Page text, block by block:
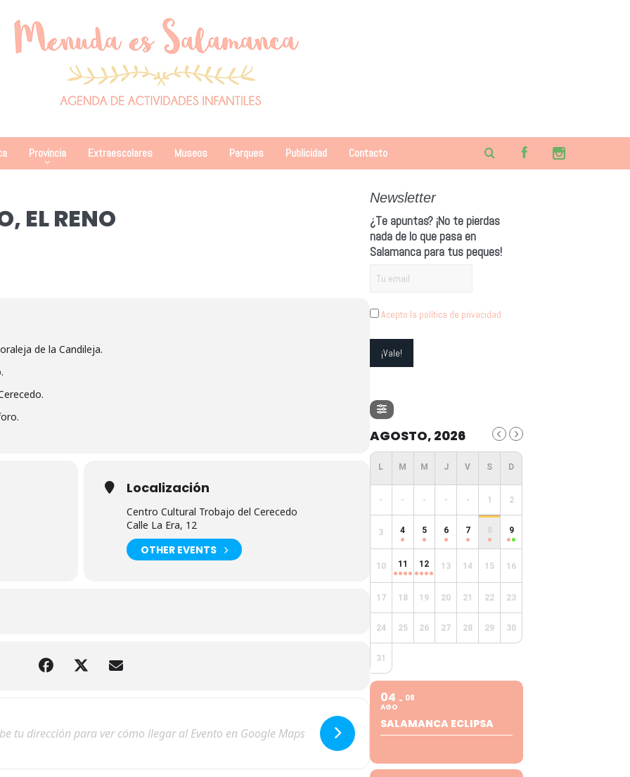
Provincia Extraescolares Museos Parques Publicidad Contacto
EL RENO
de la Candileja.
Localización
Centro Cultural Trobajo del Cerecedo
Calle La Era, 12
OTHER EVENTS
Newsletter
¿Te apuntas? ¡No te pierdas
nada de lo que pasa en
Salamanca para tus peques!
Acepto la política de privacidad
AGOSTO, 2026
- - - - - 1 2
3 4 5 6 7 8 9
10 11 12 13 14 15 16
17 18 19 20 21 22 23
24 25 26 27 28 29 30
31
04
AGO
08
SALAMANCA ECLIPSA